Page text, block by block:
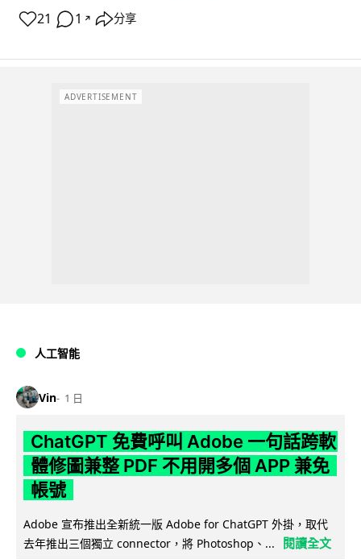
21 1 ↗ 分享
ADVERTISEMENT
人工智能
Vin 1 日
ChatGPT 免費呼叫 Adobe 一句話跨軟
體修圖兼整 PDF 不用開多個 APP 兼免
帳號
Adobe 宣布推出全新統一版 Adobe for ChatGPT 外掛，取代
去年推出三個獨立 connector，將 Photoshop、...
閱讀全文